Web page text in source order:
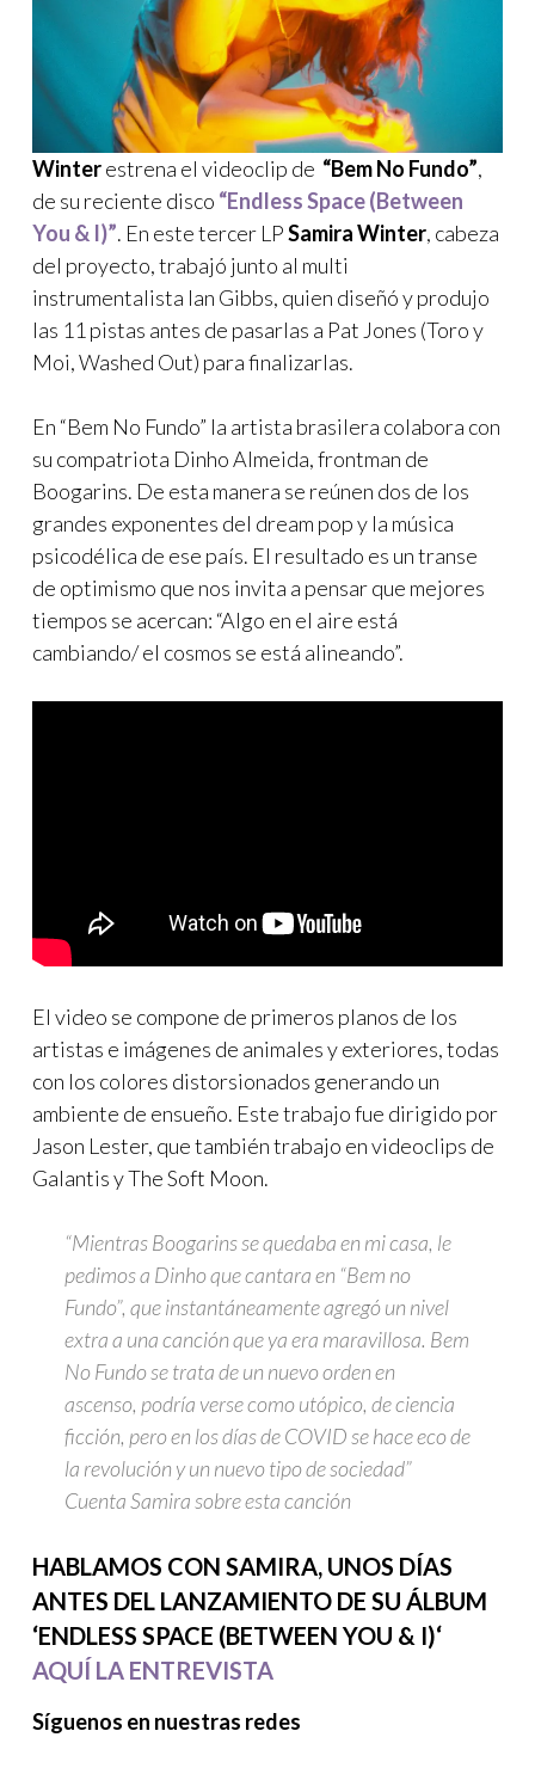
Winterestrena el videoclip de “Bem No Fundo”,
de su reciente disco “Endless Space (Between
You & I)”. En este tercer LPSamira Winter, cabeza
del proyecto, trabajó junto al multi
instrumentalista Ian Gibbs, quien diseñó y produjo
las 11 pistas antes de pasarlas a Pat Jones (Toro y
Moi, Washed Out) para finalizarlas.
En “Bem No Fundo” la artista brasilera colabora con
su compatriota Dinho Almeida, frontman de
Boogarins. De esta manera se reúnen dos de los
grandes exponentes del dream pop y la música
psicodélica de ese país. El resultado es un transe
de optimismo que nos invita a pensar que mejores
tiempos se acercan: “Algo en el aire está
cambiando/ el cosmos se está alineando”.
El video se compone de primeros planos de los
artistas e imágenes de animales y exteriores, todas
con los colores distorsionados generando un
ambiente de ensueño. Este trabajo fue dirigido por
Jason Lester, que también trabajo en videoclips de
Galantis y The Soft Moon.
“Mientras Boogarins se quedaba en mi casa, le
pedimos a Dinho que cantara en “Bem no
Fundo”, que instantáneamente agregó un nivel
extra a una canción que ya era maravillosa. Bem
No Fundo se trata de un nuevo orden en
ascenso, podría verse como utópico, de ciencia
ficción, pero en los días de COVID se hace eco de
la revolución y un nuevo tipo de sociedad”
Cuenta Samira sobre esta canción
HABLAMOS CON SAMIRA, UNOS DÍAS
ANTES DEL LANZAMIENTO DE SU ÁLBUM
‘ENDLESS SPACE (BETWEEN YOU & I)‘
AQUÍ LA ENTREVISTA
Síguenos en nuestras redes